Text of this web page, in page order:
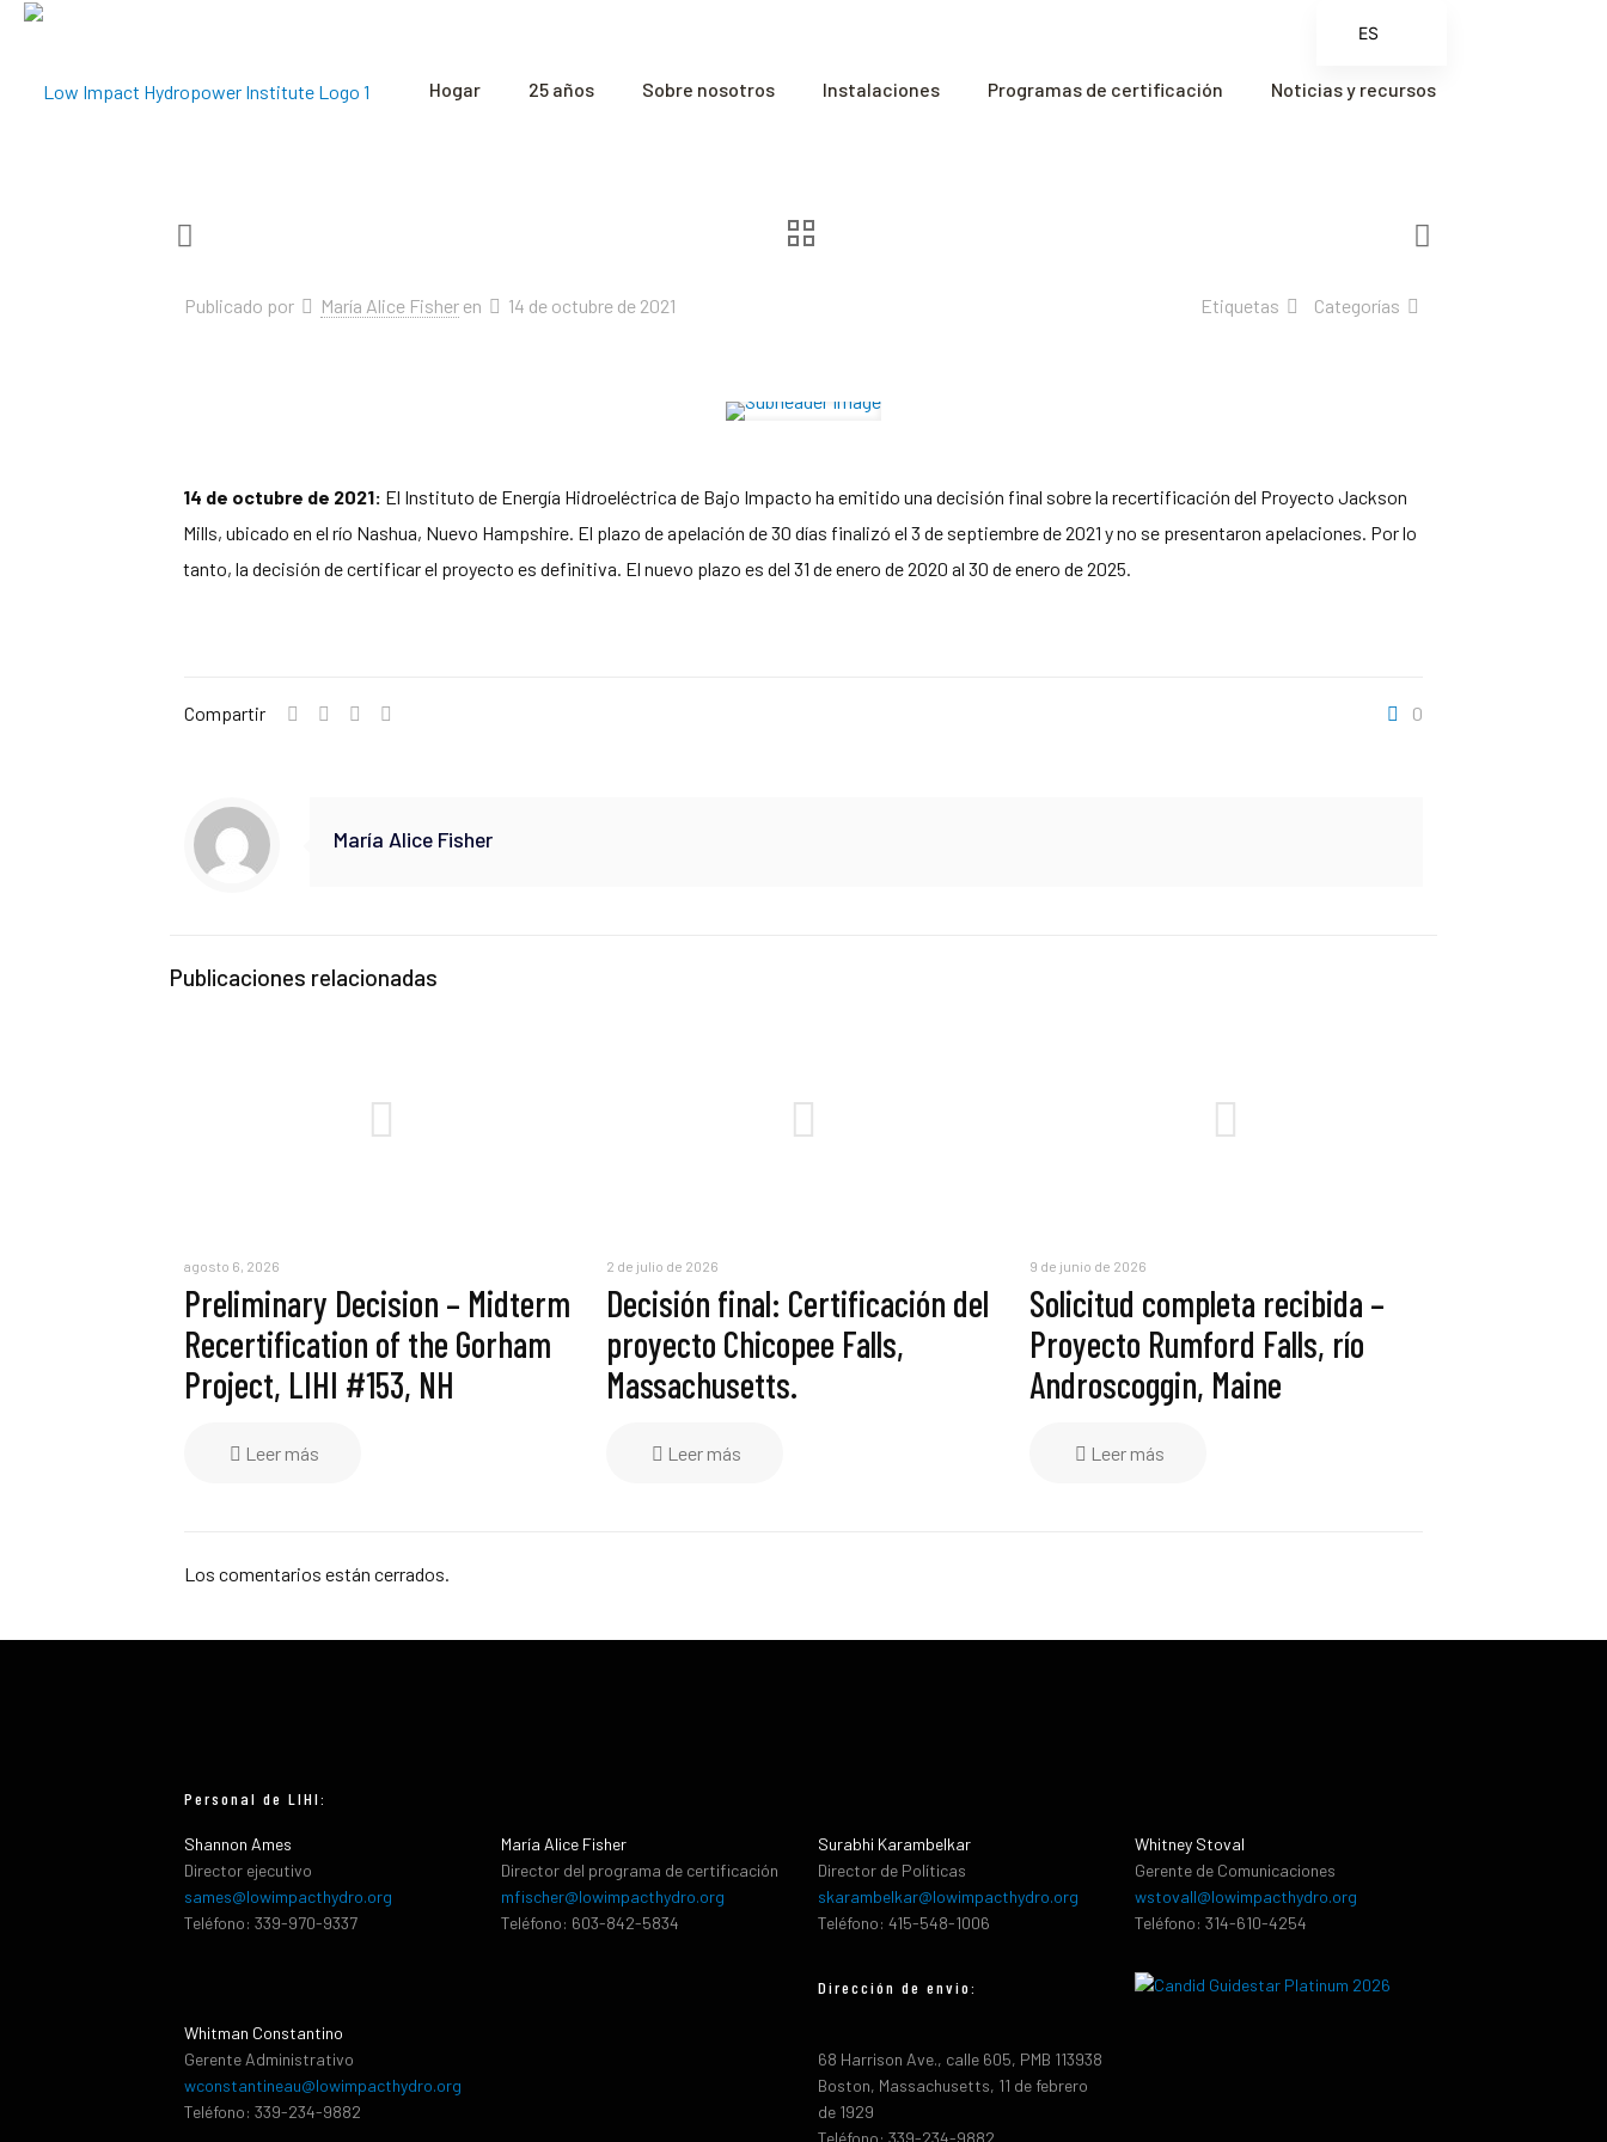
Hogar 25 años Sobre nosotros Instalaciones Programas de certificación Noticias y recursos
Publicado por María Alice Fisher en 14 de octubre de 2021 Categorías
Etiquetas
14 de octubre de 2021: El Instituto de Energía Hidroeléctrica de Bajo Impacto ha emitido una decisión final sobre la recertificación del Proyecto Jackson
Mills, ubicado en el río Nashua, Nuevo Hampshire. El plazo de apelación de 30 días finalizó el 3 de septiembre de 2021 y no se presentaron apelaciones. Por lo
tanto, la decisión de certificar el proyecto es definitiva. El nuevo plazo es del 31 de enero de 2020 al 30 de enero de 2025.
Compartir 0
María Alice Fisher
Publicaciones relacionadas
agosto 6, 2026
Preliminary Decision – Midterm
Recertification of the Gorham
Project, LIHI #153, NH
Leer más
2 de julio de 2026
Decisión final: Certificación del
proyecto Chicopee Falls,
Massachusetts.
Leer más
9 de junio de 2026
Solicitud completa recibida –
Proyecto Rumford Falls, río
Androscoggin, Maine
Leer más
Los comentarios están cerrados.
Personal de LIHI:
Shannon Ames
Director ejecutivo
sames@lowimpacthydro.org
Teléfono: 339-970-9337
Whitman Constantino
Gerente Administrativo
wconstantineau@lowimpacthydro.org
Teléfono: 339-234-9882
María Alice Fisher
Director del programa de certificación
mfischer@lowimpacthydro.org
Teléfono: 603-842-5834
Surabhi Karambelkar
Director de Políticas
skarambelkar@lowimpacthydro.org
Teléfono: 415-548-1006
Dirección de envio:
68 Harrison Ave., calle 605, PMB 113938
Boston, Massachusetts, 11 de febrero
de 1929
Teléfono: 339-234-9882
Whitney Stoval
Gerente de Comunicaciones
wstovall@lowimpacthydro.org
Teléfono: 314-610-4254
ES